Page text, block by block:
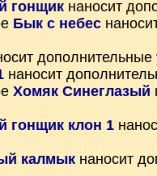
гонщик наносит
Бык с небес
наносит
Хомяк Синеглазый
гонщик клон 1
калмык наносит